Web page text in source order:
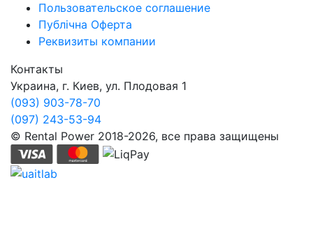
Пользовательское соглашение
Публічна Оферта
Реквизиты компании
Контакты
Украина, г. Киев, ул. Плодовая 1
(093) 903-78-70
(097) 243-53-94
© Rental Power 2018-2026, все права защищены